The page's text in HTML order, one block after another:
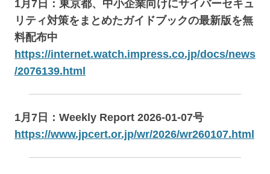
1月7日：東京都、中小企業向けにサイバーセキュ
リティ対策をまとめたガイドブックの最新版を無
料配布中
https://internet.watch.impress.co.jp/docs/news
/2076139.html
1月7日：Weekly Report 2026-01-07号
https://www.jpcert.or.jp/wr/2026/wr260107.html